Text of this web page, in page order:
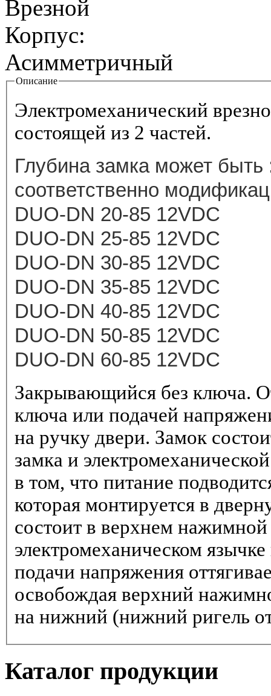
Врезной
Корпус:
Асимметричный
Описание
Электромеханический
состоящей из 2 частей.
Глубина замка может
соответственно
DUO-DN 20-85 12VDC
DUO-DN 25-85 12VDC
DUO-DN 30-85 12VDC
DUO-DN 35-85 12VDC
DUO-DN 40-85 12VDC
DUO-DN 50-85 12VDC
DUO-DN 60-85 12VDC
Закрывающийся без ключа.
ключа или подачей
на ручку двери. Замок
замка и
в том, что питание
которая монтируется в
состоит в верхнем
электромеханическом
подачи напряжения
освобождая верхний
на нижний (нижний ригель
Каталог продукции